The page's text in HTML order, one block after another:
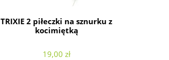
TRIXIE 2 piłeczki na sznurku z
kocimiętką
19,00 zł